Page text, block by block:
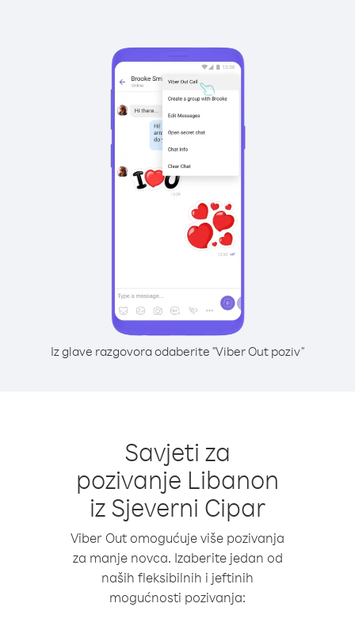
Iz glave razgovora odaberite "Viber Out poziv"
Savjeti za
pozivanje Libanon
iz Sjeverni Cipar
Viber Out omogućuje više pozivanja
za manje novca. Izaberite jedan od
naših fleksibilnih i jeftinih
mogućnosti pozivanja: